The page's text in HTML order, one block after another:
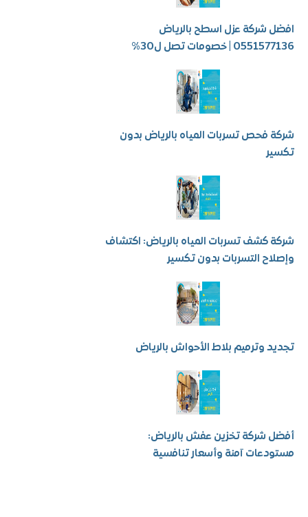
شركة عزل اسطح بالرياض
| خصومات تصل ل30%
فحص تسربات المياه بالرياض بدون
كشف تسربات المياه بالرياض: اكتشاف
التسربات بدون تكسير
وترميم بلاط الأحواش بالرياض
شركة تخزين عفش بالرياض:
آمنة وأسعار تنافسية